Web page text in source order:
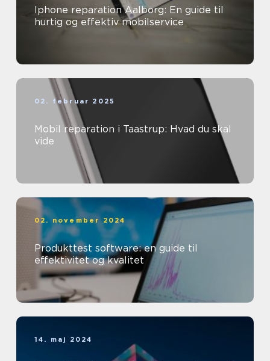
Iphone reparation Aalborg: En guide til
hurtig og effektiv mobilservice
02. februar 2025
Mobil reparation i Taastrup: Hvad du skal
vide
02. november 2024
Produkttest software: en guide til
effektivitet og kvalitet
14. maj 2024